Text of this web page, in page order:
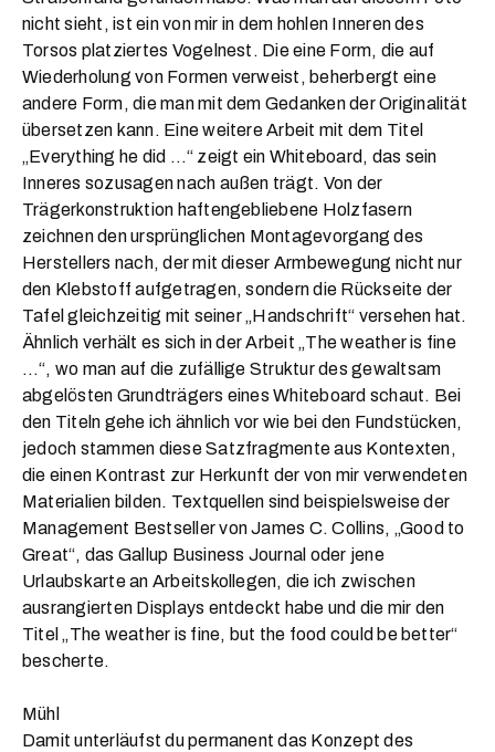
nicht sieht, ist ein von mir in dem hohlen Inneren des
Torsos platziertes Vogelnest. Die eine Form, die auf
Wiederholung von Formen verweist, beherbergt eine
andere Form, die man mit dem Gedanken der Originalität
übersetzen kann. Eine weitere Arbeit mit dem Titel
„Everything he did …“ zeigt ein Whiteboard, das sein
Inneres sozusagen nach außen trägt. Von der
Trägerkonstruktion haftengebliebene Holzfasern
zeichnen den ursprünglichen Montagevorgang des
Herstellers nach, der mit dieser Armbewegung nicht nur
den Klebstoff aufgetragen, sondern die Rückseite der
Tafel gleichzeitig mit seiner „Handschrift“ versehen hat.
Ähnlich verhält es sich in der Arbeit „The weather is fine
…“, wo man auf die zufällige Struktur des gewaltsam
abgelösten Grundträgers eines Whiteboard schaut. Bei
den Titeln gehe ich ähnlich vor wie bei den Fundstücken,
jedoch stammen diese Satzfragmente aus Kontexten,
die einen Kontrast zur Herkunft der von mir verwendeten
Materialien bilden. Textquellen sind beispielsweise der
Management Bestseller von James C. Collins, „Good to
Great“, das Gallup Business Journal oder jene
Urlaubskarte an Arbeitskollegen, die ich zwischen
ausrangierten Displays entdeckt habe und die mir den
Titel „The weather is fine, but the food could be better“
bescherte.
Mühl
Damit unterläufst du permanent das Konzept des